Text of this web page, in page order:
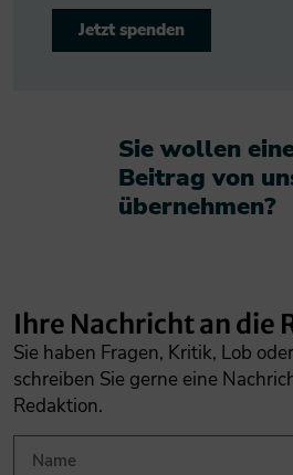
Jetzt spenden
Sie wollen
Beitrag von
übernehmen?​
Ihre Nachricht an die
Sie haben Fragen, Kritik, Lob
schreiben Sie gerne eine
Redaktion.